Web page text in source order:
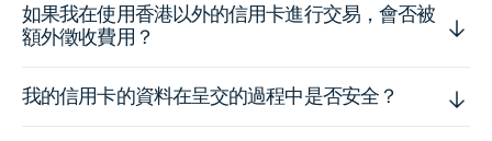
如果我在使用香港以外的信用卡進行交易，會否被
額外徵收費用？
我的信用卡的資料在呈交的過程中是否安全？